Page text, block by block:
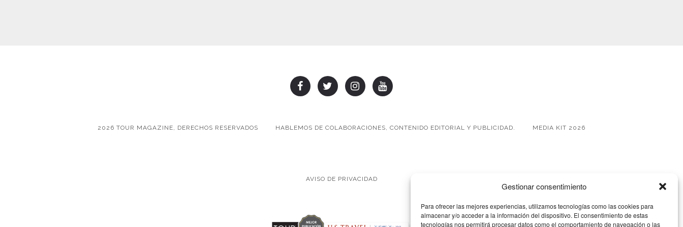
Gestionar consentimiento
Para ofrecer las mejores experiencias, utilizamos tecnologías como las cookies para
almacenar y/o acceder a la información del dispositivo. El consentimiento de estas
tecnologías nos permitirá procesar datos como el comportamiento de navegación o las
2026 TOUR MAGAZINE, DERECHOS RESERVADOS HABLEMOS DE COLABORACIONES, CONTENIDO EDITORIAL Y PUBLICIDAD. MEDIA KIT 2026
AVISO DE PRIVACIDAD